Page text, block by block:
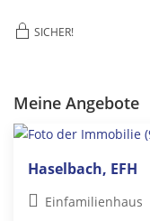
SICHER!
Meine Angebote
Haselbach, EFH
Einfamilienhaus